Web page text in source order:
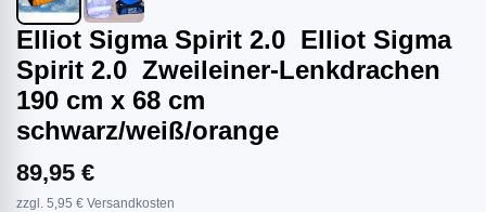
Elliot Sigma Spirit 2.0 Elliot Sigma
Spirit 2.0 Zweileiner-Lenkdrachen
190 cm x 68 cm
schwarz/weiß/orange
89,95 €
zzgl. 5,95 € Versandkosten